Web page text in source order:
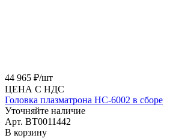
44 965 ₽/шт
ЦЕНА С НДС
Головка плазматрона HC-6002 в сборе
Уточняйте наличие
Арт. BT0011442
В корзину